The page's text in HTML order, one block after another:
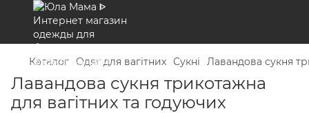
Каталог Одяг для вагітних Сукні Лавандова сукня
Лавандова сукня трикотажна
для вагітних та годуючих